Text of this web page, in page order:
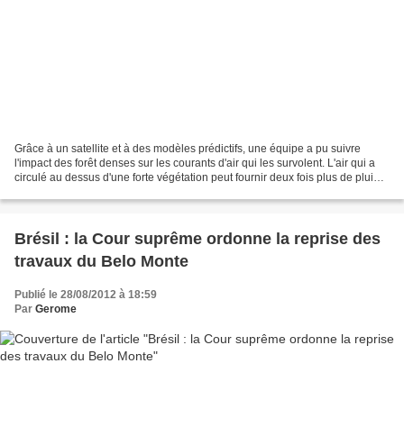
Grâce à un satellite et à des modèles prédictifs, une équipe a pu suivre
l'impact des forêt denses sur les courants d'air qui les survolent. L'air qui a
circulé au dessus d'une forte végétation peut fournir deux fois plus de pluie
Brésil : la Cour suprême ordonne la reprise des
travaux du Belo Monte
Publié le 28/08/2012 à 18:59
Par Gerome